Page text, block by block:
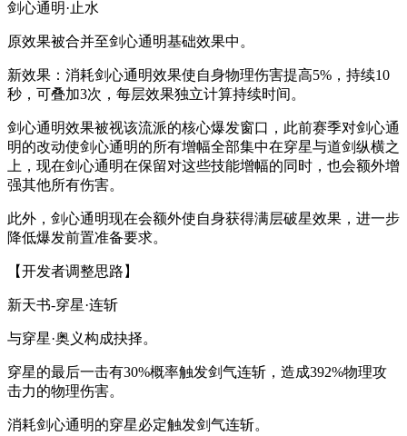
剑心通明·止水
原效果被合并至剑心通明基础效果中。
新效果：消耗剑心通明效果使自身物理伤害提高5%，持续10
秒，可叠加3次，每层效果独立计算持续时间。
剑心通明效果被视该流派的核心爆发窗口，此前赛季对剑心通
明的改动使剑心通明的所有增幅全部集中在穿星与道剑纵横之
上，现在剑心通明在保留对这些技能增幅的同时，也会额外增
强其他所有伤害。
此外，剑心通明现在会额外使自身获得满层破星效果，进一步
降低爆发前置准备要求。
【开发者调整思路】
新天书-穿星·连斩
与穿星·奥义构成抉择。
穿星的最后一击有30%概率触发剑气连斩，造成392%物理攻
击力的物理伤害。
消耗剑心通明的穿星必定触发剑气连斩。